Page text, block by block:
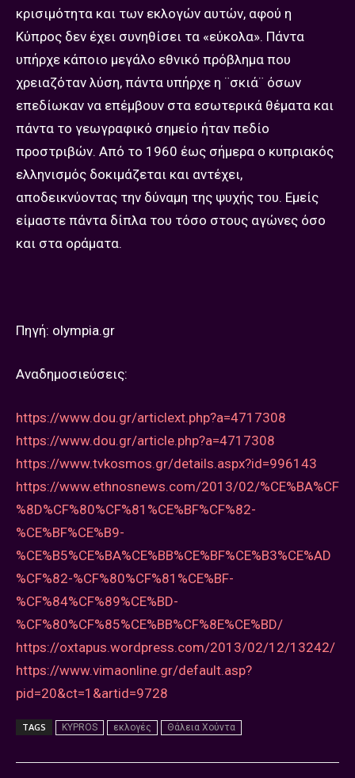
κρισιμότητα και των εκλογών αυτών, αφού η
Κύπρος δεν έχει συνηθίσει τα «εύκολα». Πάντα
υπήρχε κάποιο μεγάλο εθνικό πρόβλημα που
χρειαζόταν λύση, πάντα υπήρχε η ¨σκιά¨ όσων
επεδίωκαν να επέμβουν στα εσωτερικά θέματα και
πάντα το γεωγραφικό σημείο ήταν πεδίο
προστριβών. Από το 1960 έως σήμερα ο κυπριακός
ελληνισμός δοκιμάζεται και αντέχει,
αποδεικνύοντας την δύναμη της ψυχής του. Εμείς
είμαστε πάντα δίπλα του τόσο στους αγώνες όσο
και στα οράματα.
Πηγή: olympia.gr
Aναδημοσιεύσεις:
https://www.dou.gr/articlext.php?a=4717308
https://www.dou.gr/article.php?a=4717308
https://www.tvkosmos.gr/details.aspx?id=996143
https://www.ethnosnews.com/2013/02/%CE%BA%CF
%8D%CF%80%CF%81%CE%BF%CF%82-
%CE%BF%CE%B9-
%CE%B5%CE%BA%CE%BB%CE%BF%CE%B3%CE%AD
%CF%82-%CF%80%CF%81%CE%BF-
%CF%84%CF%89%CE%BD-
%CF%80%CF%85%CE%BB%CF%8E%CE%BD/
https://oxtapus.wordpress.com/2013/02/12/13242/
https://www.vimaonline.gr/default.asp?
pid=20&ct=1&artid=9728
TAGS KYPROS εκλογές Θάλεια Χούντα